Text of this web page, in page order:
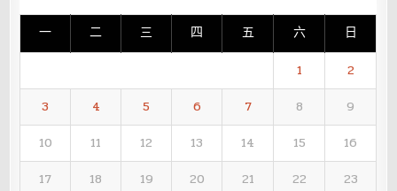
一 二 三 四 五 六 日
1
2
3
4 5 6 7 8
9
10
11 12 13 14 15
16
17
18 19 20 21 22
23